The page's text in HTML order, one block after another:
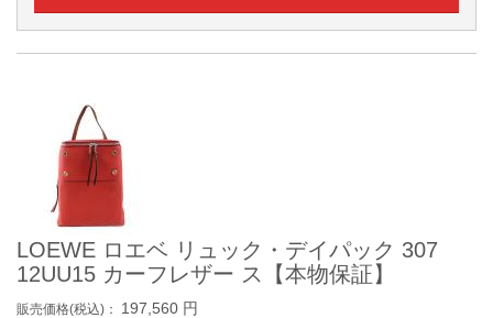
LOEWE ロエベ リュック・デイパック 307
12UU15 カーフレザー ス【本物保証】
販売価格(税込)： 197,560 円